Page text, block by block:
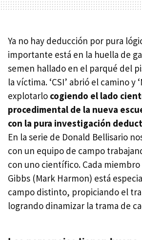
Ya no hay deducción por pura
importante está en la huella de
semen hallado en el parqué del
la víctima. ‘CSI’ abrió el camino y
explotarlo cogiendo el lado
procedimental de la nueva
con la pura investigación
En la serie de Donald Bellisario
con un equipo de campo
con uno científico. Cada
Gibbs (Mark Harmon) está
campo distinto, propiciando el
logrando dinamizar la trama de